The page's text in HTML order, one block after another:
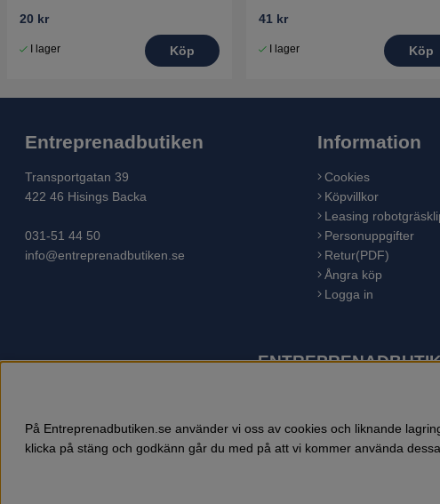
20 kr
I lager Köp
41 kr
I lager Köp
Entreprenadbutiken
Transportgatan 39
422 46 Hisings Backa
031-51 44 50
info@entreprenadbutiken.se
Information
Cookies
Köpvillkor
Leasing
Personuppgifter
Retur(PDF)
Ångra köp
Logga in
Husqvarna är världens största tillverkare av utomhusprodukter
På Entreprenadbutiken.se använder vi oss av cookies och liknande
klicka på stäng och godkänn går du med på att vi kommer använda